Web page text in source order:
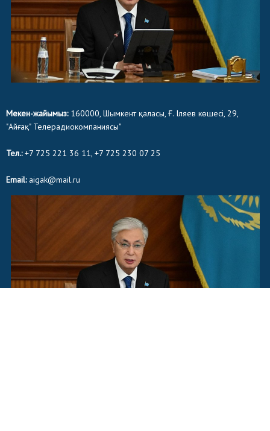
Мекен-жайымыз:160000, Шымкент қаласы, Ғ. Іляев көшесі, 29,
"Айғақ" Телерадиокомпаниясы"
Тел.:+7 725 221 36 11, +7 725 230 07 25
Email:aigak@mail.ru